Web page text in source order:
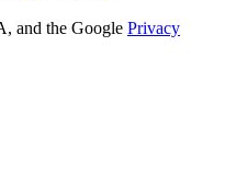
and the Google Privacy